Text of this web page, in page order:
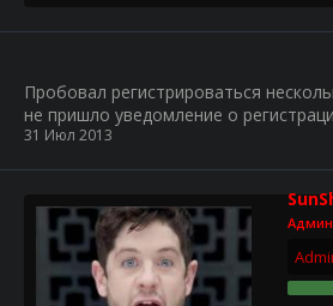
Пробовал регистрироваться
не пришло уведомление о
31 Июл 2013